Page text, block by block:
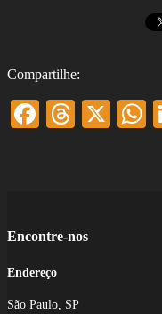
Compartilhe:
Facebook
X
Encontre-nos
Endereço
São Paulo, SP